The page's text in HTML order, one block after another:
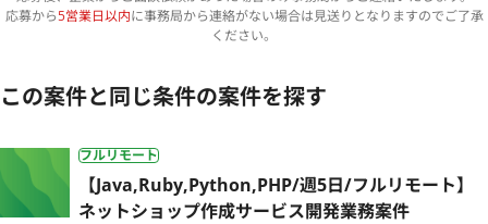
応募から5営業日以内に事務局から連絡がない場合は見送りとなりますのでご了承
ください。
この案件と同じ条件の案件を探す
フルリモート
【Java,Ruby,Python,PHP/週5日/フルリモート】
ネットショップ作成サービス開発業務案件